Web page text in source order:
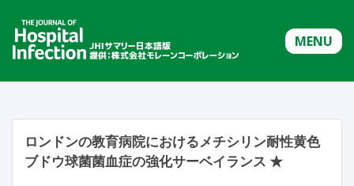
MENU
ロンドンの教育病院におけるメチシリン耐性黄色
ブドウ球菌菌血症の強化サーベイランス ★